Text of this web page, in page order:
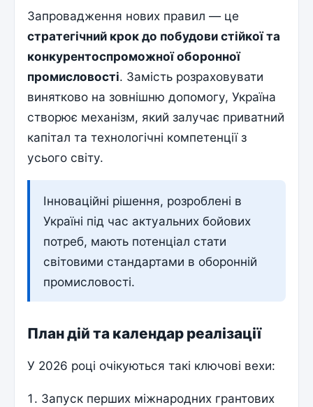
Запровадження нових правил — це
стратегічний крок до побудови стійкої та
конкурентоспроможної оборонної
промисловості. Замість розраховувати
винятково на зовнішню допомогу, Україна
створює механізм, який залучає приватний
капітал та технологічні компетенції з
усього світу.
Інноваційні рішення, розроблені в
Україні під час актуальних бойових
потреб, мають потенціал стати
світовими стандартами в оборонній
промисловості.
План дій та календар реалізації
У 2026 році очікуються такі ключові вехи:
Запуск перших міжнародних грантових